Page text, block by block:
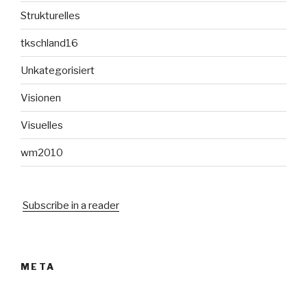
Strukturelles
tkschland16
Unkategorisiert
Visionen
Visuelles
wm2010
Subscribe in a reader
META